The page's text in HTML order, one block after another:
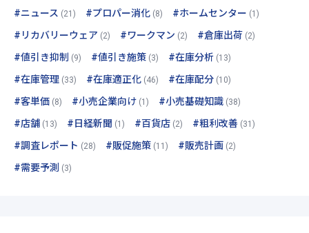
#ニュース (21) #プロパー消化 (8) #ホームセンター (1)
#リカバリーウェア (2) #ワークマン (2) #倉庫出荷 (2)
#値引き抑制 (9) #値引き施策 (3) #在庫分析 (13)
#在庫管理 (33) #在庫適正化 (46) #在庫配分 (10)
#客単価 (8) #小売企業向け (1) #小売基礎知識 (38)
#店舗 (13) #日経新聞 (1) #百貨店 (2) #粗利改善 (31)
#調査レポート (28) #販促施策 (11) #販売計画 (2)
#需要予測 (3)